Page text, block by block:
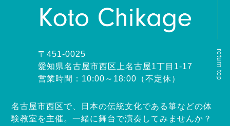
return top
〒451-0025
愛知県名古屋市西区上名古屋1丁目1-17
営業時間：10:00～18:00（不定休）
名古屋市西区で、日本の伝統文化である箏などの体
験教室を主催。一緒に舞台で演奏してみませんか？